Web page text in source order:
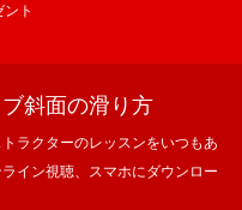
ト
斜面の滑り方
ラクターのレッスンをいつもあ
イン視聴、スマホにダウンロー